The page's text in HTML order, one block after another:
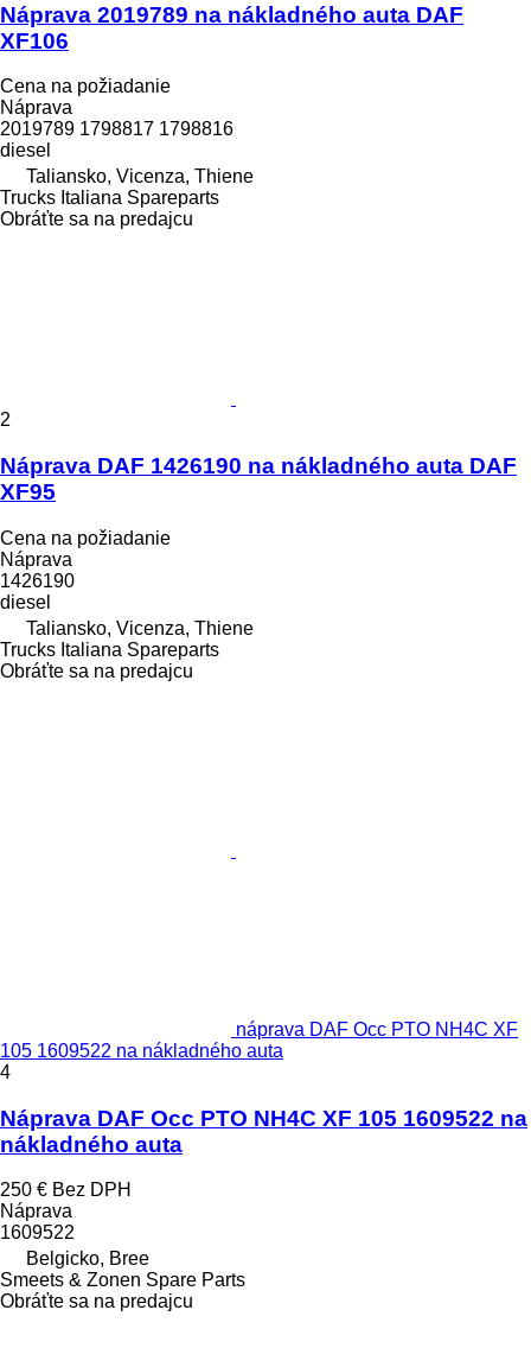
Náprava 2019789 na nákladného auta DAF
XF106
Cena na požiadanie
Náprava
2019789 1798817 1798816
diesel
Taliansko, Vicenza, Thiene
Trucks Italiana Spareparts
Obráťte sa na predajcu
2
Náprava DAF 1426190 na nákladného auta DAF
XF95
Cena na požiadanie
Náprava
1426190
diesel
Taliansko, Vicenza, Thiene
Trucks Italiana Spareparts
Obráťte sa na predajcu
náprava DAF Occ PTO NH4C XF
105 1609522 na nákladného auta
4
Náprava DAF Occ PTO NH4C XF 105 1609522 na
nákladného auta
250 € Bez DPH
Náprava
1609522
Belgicko, Bree
Smeets & Zonen Spare Parts
Obráťte sa na predajcu